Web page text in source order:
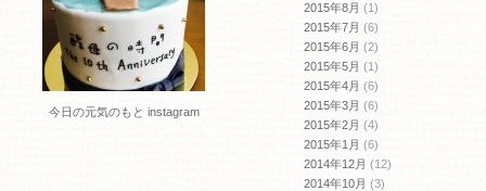
今日の元気のもと instagram
2015年8月 (1)
2015年7月 (6)
2015年6月 (2)
2015年5月 (1)
2015年4月 (6)
2015年3月 (6)
2015年2月 (4)
2015年1月 (6)
2014年12月 (12)
2014年10月 (3)